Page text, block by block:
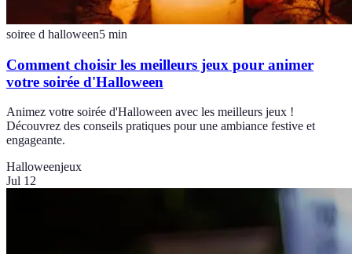
soiree d halloween5 min
Comment choisir les meilleurs jeux pour animer
votre soirée d'Halloween
Animez votre soirée d'Halloween avec les meilleurs jeux !
Découvrez des conseils pratiques pour une ambiance festive et
engageante.
Halloweenjeux
Jul 12